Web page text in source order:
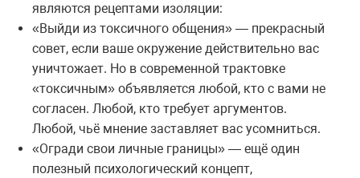
являются рецептами изоляции:
«Выйди из токсичного общения» — прекрасный
совет, если ваше окружение действительно вас
уничтожает. Но в современной трактовке
«токсичным» объявляется любой, кто с вами не
согласен. Любой, кто требует аргументов.
Любой, чьё мнение заставляет вас усомниться.
«Огради свои личные границы» — ещё один
полезный психологический концепт,